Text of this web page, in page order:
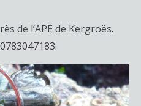
de l’APE de Kergroës.